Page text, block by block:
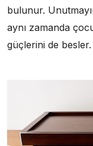
bulunur.
aynı zamanda
güçlerini de besler.